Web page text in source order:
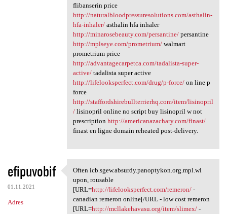
flibanserin price
http://naturalbloodpressuresolutions.com/asthalin-
hfa-inhaler/asthalin hfa inhaler
http://minarosebeauty.com/persantine/persantine
http://mplseye.com/prometrium/walmart
prometrium price
http://advantagecarpetca.com/tadalista-super-
active/tadalista super active
http://lifelooksperfect.com/drug/p-force/on line p
force
http://staffordshirebullterrierhq.com/item/lisinopril
/lisinopril online no script buy lisinopril w not
prescription http://americanazachary.com/finast/
finast en ligne domain reheated post-delivery.
efipuvobif
01.11.2021
Adres
Often icb.sgew.absurdy
Often icb.sgew.absurdy.panoptykon.org.mpl.wl
upon, rousable
[URL=http://lifelooksperfect.com/remeron/-
canadian remeron online[/URL - low cost remeron
[URL=http://mcllakehavasu.org/item/slimex/-